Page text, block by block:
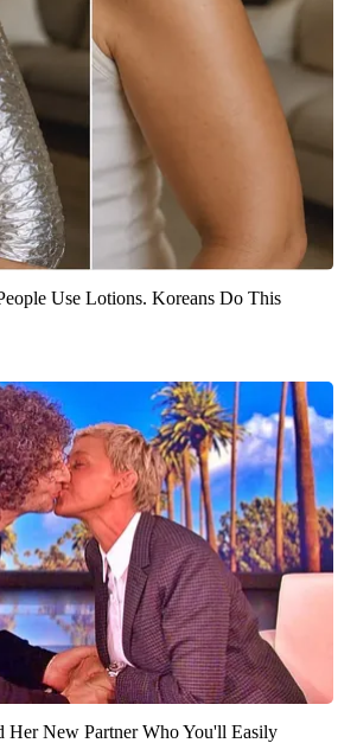
Use Lotions. Koreans Do This
Her New Partner Who You'll Easily